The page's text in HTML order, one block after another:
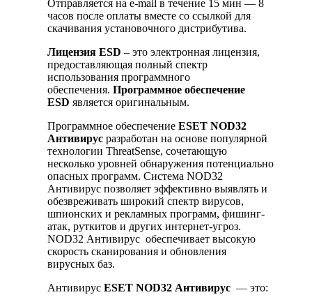
Отправляется на e-mail в течение 15 мин — 8
часов после оплаты вместе со ссылкой для
скачивания установочного дистрибутива.
Лицензия ESD – это электронная лицензия,
предоставляющая полный спектр
использования программного
обеспечения. Программное обеспечение
ESD является оригинальным.
Программное обеспечение ESET NOD32
Антивирус разработан на основе популярной
технологии ThreatSense, сочетающую
несколько уровней обнаружения потенциально
опасных программ. Система NOD32
Антивирус позволяет эффективно выявлять и
обезвреживать широкий спектр вирусов,
шпионских и рекламных программ, фишинг-
атак, руткитов и других интернет-угроз.
NOD32 Антивирус обеспечивает высокую
скорость сканирования и обновления
вирусных баз.
Антивирус ESET NOD32 Антивирус — это: